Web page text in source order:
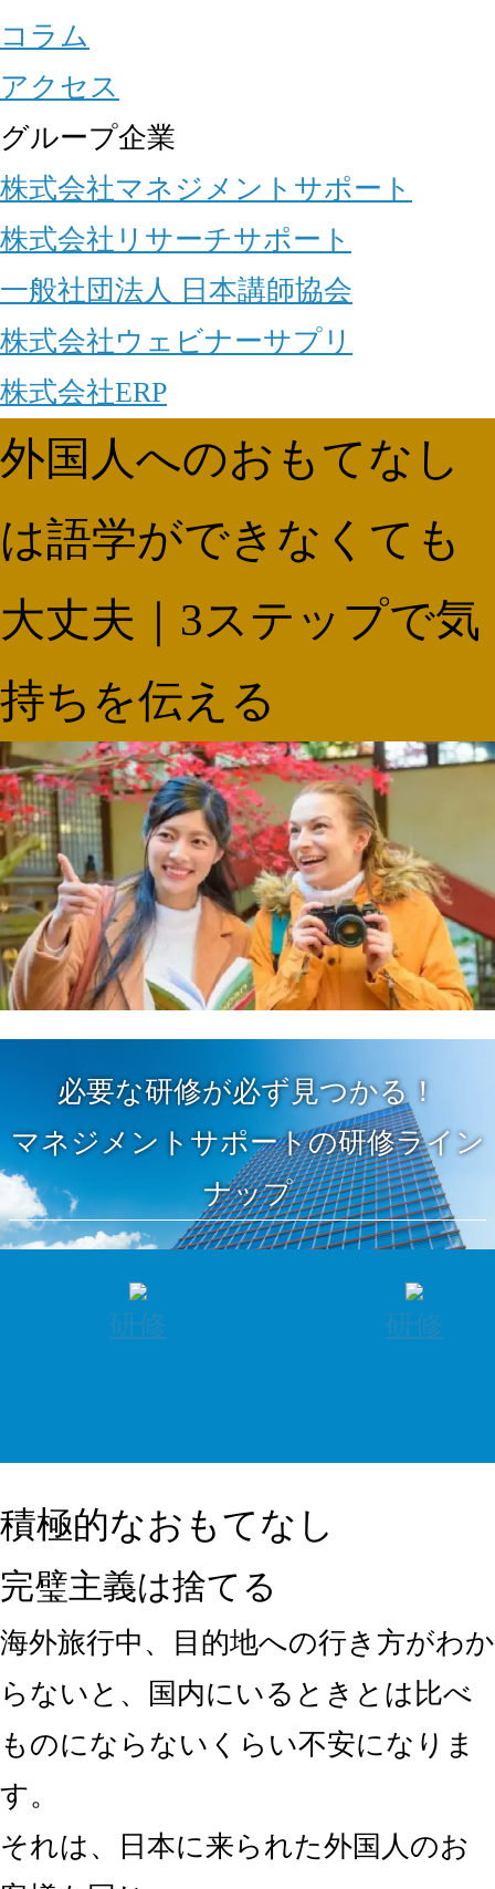
コラム
アクセス
グループ企業
株式会社マネジメントサポート
株式会社リサーチサポート
一般社団法人 日本講師協会
株式会社ウェビナーサプリ
株式会社ERP
外国人へのおもてなし
は語学ができなくても
大丈夫｜3ステップで気
持ちを伝える
必要な研修が必ず見つかる！
マネジメントサポートの研修ライン
ナップ
研修 研修
積極的なおもてなし
完璧主義は捨てる
海外旅行中、目的地への行き方がわか
らないと、国内にいるときとは比べ
ものにならないくらい不安になりま
す。
それは、日本に来られた外国人のお